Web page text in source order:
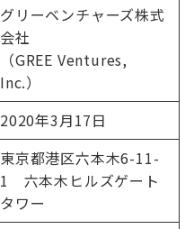
グリーベンチャーズ株式
会社
（GREE Ventures,
Inc.）
2020年3月17日
東京都港区六本木6-11-
1 六本木ヒルズゲート
タワー